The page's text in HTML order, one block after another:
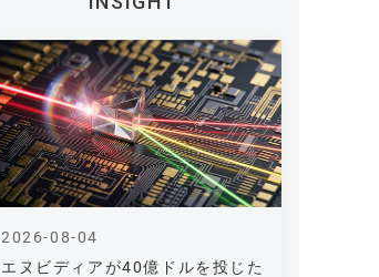
エヌビディアが40億ドルを投じた
2026-08-04